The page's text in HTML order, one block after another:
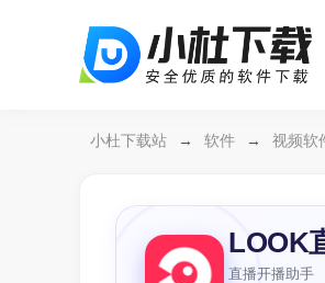
小杜下载站 → 软件 → 视频软
LOOK
直播开播助手